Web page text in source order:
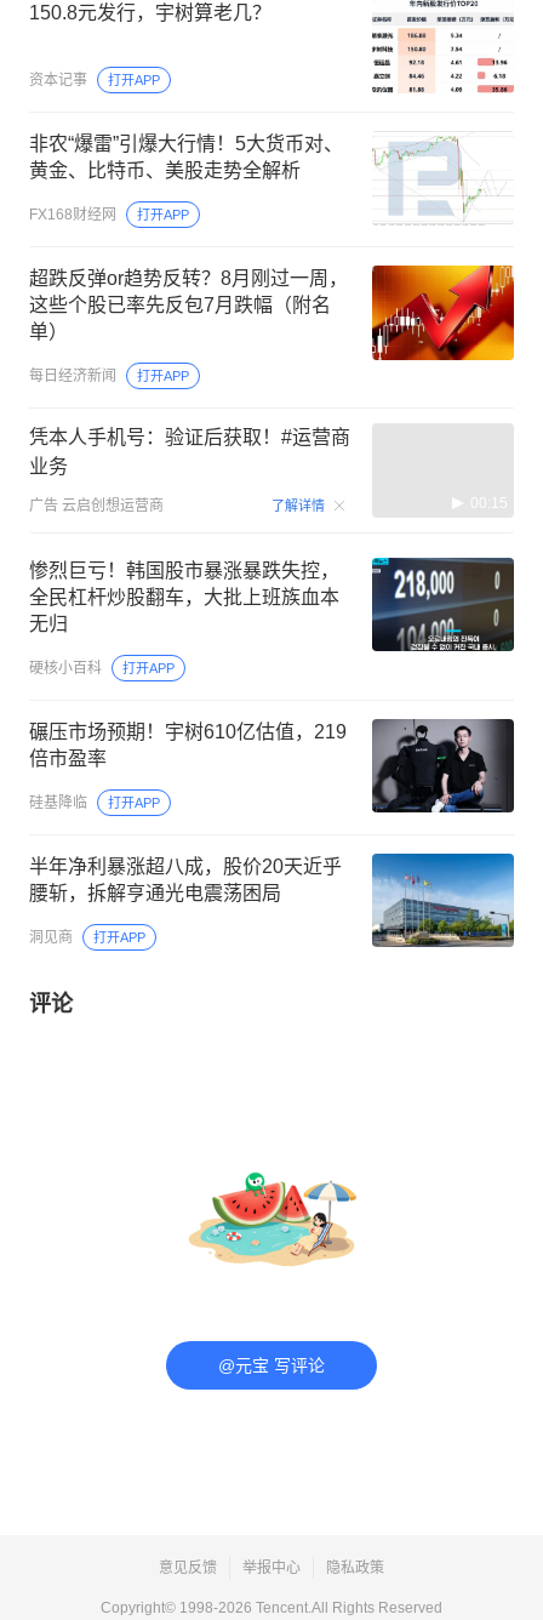
150.8元发行，宇树算老几？
资本记事 打开APP
非农“爆雷”引爆大行情！5大货币对、
黄金、比特币、美股走势全解析
FX168财经网 打开APP
超跌反弹or趋势反转？8月刚过一周，
这些个股已率先反包7月跌幅（附名
单）
每日经济新闻 打开APP
凭本人手机号：验证后获取！#运营商
业务
广告 云启创想运营商 了解详情 00:15
惨烈巨亏！韩国股市暴涨暴跌失控，
全民杠杆炒股翻车，大批上班族血本
无归
硬核小百科 打开APP
碾压市场预期！宇树610亿估值，219
倍市盈率
硅基降临 打开APP
半年净利暴涨超八成，股价20天近乎
腰斩，拆解亨通光电震荡困局
洞见商 打开APP
评论
@元宝 写评论
意见反馈 举报中心 隐私政策
Copyright© 1998-2026 Tencent.All Rights Reserved